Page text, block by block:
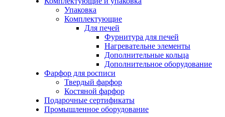
Упаковка
Комплектующие
Для печей
Фурнитура для печей
Нагревательне элементы
Дополнительные кольца
Дополнительное оборудование
Фарфор для росписи
Твердый фарфор
Костяной фарфор
Подарочные сертификаты
Промышленное оборудование